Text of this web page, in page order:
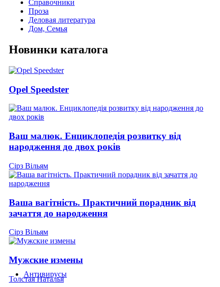
Справочники
Проза
Деловая литература
Дом, Семья
Новинки каталога
Opel Speedster
Ваш малюк. Енциклопедія розвитку від
народження до двох років
Сірз Вільям
Ваша вагітність. Практичний порадник від
зачаття до народження
Сірз Вільям
Мужские измены
Толстая Наталья
Антивирусы